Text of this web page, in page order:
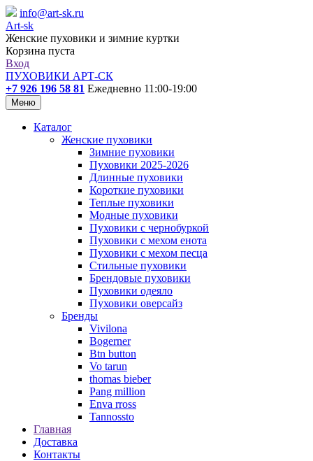
info@art-sk.ru
Art-sk
Женские пуховики и зимние куртки
Корзина пуста
Вход
ПУХОВИКИ АРТ-СК
+7 926 196 58 81 Ежедневно 11:00-19:00
Меню
Каталог
Женские пуховики
Зимние пуховики
Пуховики 2025-2026
Длинные пуховики
Короткие пуховики
Теплые пуховики
Модные пуховики
Пуховики с чернобуркой
Пуховики с мехом енота
Пуховики с мехом песца
Стильные пуховики
Брендовые пуховики
Пуховики одеяло
Пуховики оверсайз
Бренды
Vivilona
Bogerner
Btn button
Vo tarun
thomas bieber
Pang million
Enva rross
Tannossto
Главная
Доставка
Контакты